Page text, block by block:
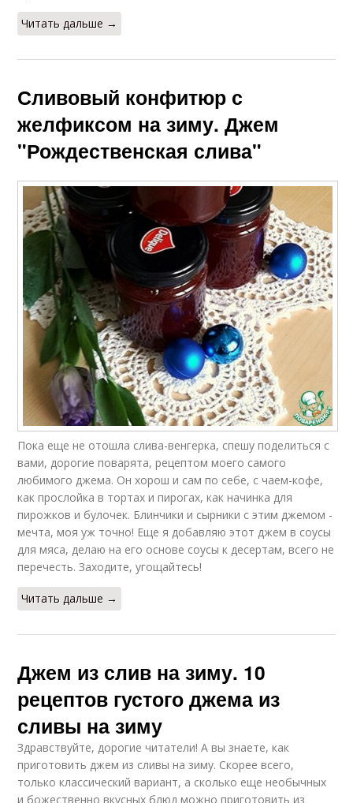
Читать дальше →
Сливовый конфитюр с
желфиксом на зиму. Джем
"Рождественская слива"
Пока еще не отошла слива-венгерка, спешу поделиться с
вами, дорогие поварята, рецептом моего самого
любимого джема. Он хорош и сам по себе, с чаем-кофе,
как прослойка в тортах и пирогах, как начинка для
пирожков и булочек. Блинчики и сырники с этим джемом -
мечта, моя уж точно! Еще я добавляю этот джем в соусы
для мяса, делаю на его основе соусы к десертам, всего не
перечесть. Заходите, угощайтесь!
Читать дальше →
Джем из слив на зиму. 10
рецептов густого джема из
сливы на зиму
Здравствуйте, дорогие читатели! А вы знаете, как
приготовить джем из сливы на зиму. Скорее всего,
только классический вариант, а сколько еще необычных
и божественно вкусных блюд можно приготовить из